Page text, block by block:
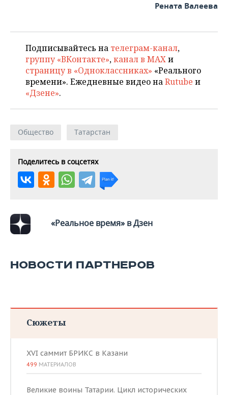
Рената Валеева
Подписывайтесь на телеграм-канал,
группу «ВКонтакте»,канал в MAXи
страницу в «Одноклассниках» «Реального
времени». Ежедневные видео наRutube и
«Дзене».
Общество Татарстан
Поделитесь в соцсетях
«Реальное время» в Дзен
НОВОСТИ ПАРТНЕРОВ
Сюжеты
XVI саммит БРИКС в Казани
499 МАТЕРИАЛОВ
Великие воины Татарии. Цикл исторических